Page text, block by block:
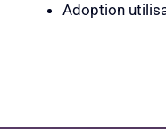
Adoption